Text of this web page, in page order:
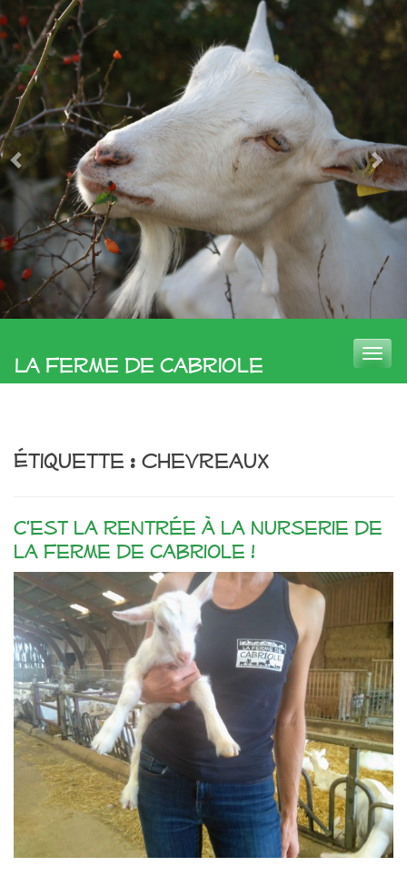
La Ferme de Cabriole
Toggle
Étiquette : chevreaux
C’est la rentrée à la nurserie de
la Ferme de Cabriole !